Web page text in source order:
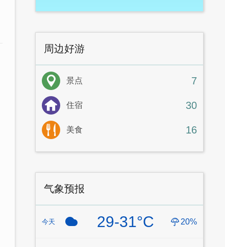
周边好游
景点 7
住宿 30
美食 16
气象预报
今天 29-31°C 20%